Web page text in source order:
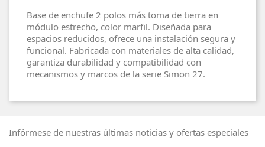
Base de enchufe 2 polos más toma de tierra en
módulo estrecho, color marfil. Diseñada para
espacios reducidos, ofrece una instalación segura y
funcional. Fabricada con materiales de alta calidad,
garantiza durabilidad y compatibilidad con
mecanismos y marcos de la serie Simon 27.
Infórmese de nuestras últimas noticias y ofertas especiales